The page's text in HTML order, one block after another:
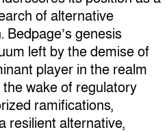
of alternative
genesis
left by the demise of
player in the realm
wake of regulatory
ramifications,
resilient alternative,